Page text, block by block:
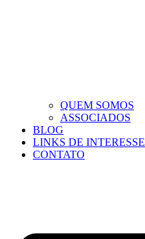
QUEM SOMOS
ASSOCIADOS
BLOG
LINKS DE INTERESSE
CONTATO